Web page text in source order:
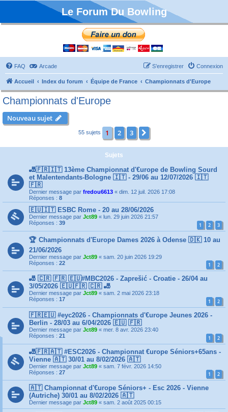
Le Forum Du Bowling
FAQ Arcade Connexion
S’enregistrer
Accueil Index du forum Équipe de France Championnats d'Europe
Championnats d'Europe
Nouveau sujet
55 sujets 1 2 3
Sujets
🎳🇫🇷🇮🇹 13ème Championnat d'€urope de Bowling Sourd
et Malentendants-Bologne 🇮🇹 - 29/06 au 12/07/2026 🇮🇹
🇫🇷
Dernier message par fredou6613 « dim. 12 juil. 2026 17:08
Réponses : 8
🇪🇺🇮🇹 ESBC Rome - 20 au 28/06/2026
Dernier message par Jct89 « lun. 29 juin 2026 21:57
Réponses : 39 1 2 3
🏆 Championnats d'Europe Dames 2026 à Odense 🇩🇰 10 au
21/06/2026
Dernier message par Jct89 « sam. 20 juin 2026 19:29
Réponses : 22 1 2
🎳 🇨🇷 🇫🇷 🇪🇺#MBC2026 - Zaprešić - Croatie - 26/04 au
3/05/2026 🇪🇺🇫🇷 🇨🇷 🎳
Dernier message par Jct89 « sam. 2 mai 2026 23:18
Réponses : 17 1 2
🇫🇷🇪🇺 #eyc2026 - Championnats d'€urope Jeunes 2026 -
Berlin - 28/03 au 6/04/2026 🇪🇺 🇫🇷
Dernier message par Jct89 « mer. 8 avr. 2026 23:40
Réponses : 21 1 2
🎳🇫🇷🇦🇹 #ESC2026 - Championnat €urope Séniors+65ans -
Vienne 🇦🇹 30/01 au 8/02/2026 🇦🇹
Dernier message par Jct89 « sam. 7 févr. 2026 14:50
Réponses : 27 1 2
🇦🇹 Championnat d'€urope Séniors+ - Esc 2026 - Vienne
(Autriche) 30/01 au 8/02/2026 🇦🇹
Dernier message par Jct89 « sam. 2 août 2025 00:15